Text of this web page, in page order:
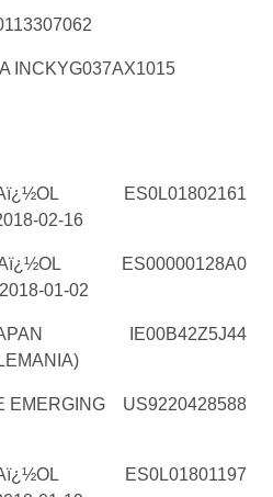
INCKYG037AX1015
02-16
ES0L01802161
01-02
ES00000128A0
IE00B42Z5J44
EMERGING
US9220428588
ES0L01801197